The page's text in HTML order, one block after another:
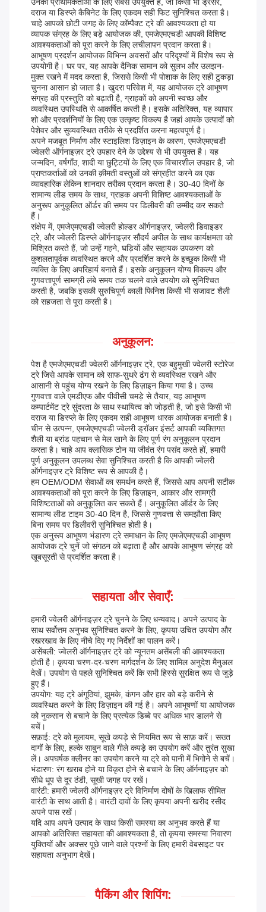
उनकी प्राथमिकताओं के लिए सबसे उपयुक्त है, जो किसी भी ड्रेसर,
दराज या डिस्प्ले कैबिनेट के लिए एकदम सही फिट सुनिश्चित करता है।
चाहे आपको छोटी जगह के लिए कॉम्पैक्ट ट्रे की आवश्यकता हो या
व्यापक संग्रह के लिए बड़े आयोजक की, एमजेएमएचडी आपकी विशिष्ट
आवश्यकताओं को पूरा करने के लिए लचीलापन प्रदान करता है।
आभूषण प्रदर्शन आयोजक विभिन्न अवसरों और परिदृश्यों में विशेष रूप से
उपयोगी है। घर पर, यह आपके दैनिक सामान को सुलभ और उलझन-
मुक्त रखने में मदद करता है, जिससे किसी भी पोशाक के लिए सही टुकड़ा
चुनना आसान हो जाता है। खुदरा परिवेश में, यह आयोजक ट्रे आभूषण
संग्रह की प्रस्तुति को बढ़ाती है, ग्राहकों को अपनी स्वच्छ और
व्यवस्थित उपस्थिति से आकर्षित करती है। इसके अतिरिक्त, यह व्यापार
शो और प्रदर्शनियों के लिए एक उत्कृष्ट विकल्प है जहां आपके उत्पादों को
पेशेवर और सुव्यवस्थित तरीके से प्रदर्शित करना महत्वपूर्ण है।
अपने मजबूत निर्माण और स्टाइलिश डिज़ाइन के कारण, एमजेएमएचडी
ज्वेलरी ऑर्गनाइज़र ट्रे उपहार देने के उद्देश्य से भी उपयुक्त है। यह
जन्मदिन, वर्षगाँठ, शादी या छुट्टियों के लिए एक विचारशील उपहार है, जो
प्राप्तकर्ताओं को उनकी क़ीमती वस्तुओं को संग्रहीत करने का एक
व्यावहारिक लेकिन शानदार तरीका प्रदान करता है। 30-40 दिनों के
सामान्य लीड समय के साथ, ग्राहक अपनी विशिष्ट आवश्यकताओं के
अनुरूप अनुकूलित ऑर्डर की समय पर डिलीवरी की उम्मीद कर सकते
हैं।
संक्षेप में, एमजेएमएचडी ज्वेलरी होल्डर ऑर्गनाइज़र, ज्वेलरी डिवाइडर
ट्रे, और ज्वेलरी डिस्प्ले ऑर्गनाइज़र सौंदर्य अपील के साथ कार्यक्षमता को
मिश्रित करते हैं, जो उन्हें गहने, घड़ियों और सहायक उपकरण को
कुशलतापूर्वक व्यवस्थित करने और प्रदर्शित करने के इच्छुक किसी भी
व्यक्ति के लिए अपरिहार्य बनाते हैं। इसके अनुकूलन योग्य विकल्प और
गुणवत्तापूर्ण सामग्री लंबे समय तक चलने वाले उपयोग को सुनिश्चित
करती है, जबकि इसकी सुरुचिपूर्ण काली फिनिश किसी भी सजावट शैली
को सहजता से पूरा करती है।
अनुकूलन:
पेश है एमजेएमएचडी ज्वेलरी ऑर्गनाइज़र ट्रे, एक बहुमुखी ज्वेलरी स्टोरेज
ट्रे जिसे आपके सामान को साफ-सुथरे ढंग से व्यवस्थित रखने और
आसानी से पहुंच योग्य रखने के लिए डिज़ाइन किया गया है। उच्च
गुणवत्ता वाले एमडीएफ और पीवीसी चमड़े से तैयार, यह आभूषण
कम्पार्टमेंट ट्रे सुंदरता के साथ स्थायित्व को जोड़ती है, जो इसे किसी भी
दराज या डिस्प्ले के लिए एकदम सही आभूषण धारक आयोजक बनाती है।
चीन से उत्पन्न, एमजेएमएचडी ज्वेलरी ड्रॉअर इंसर्ट आपकी व्यक्तिगत
शैली या ब्रांड पहचान से मेल खाने के लिए पूर्ण रंग अनुकूलन प्रदान
करता है। चाहे आप क्लासिक टोन या जीवंत रंग पसंद करते हों, हमारी
पूर्ण अनुकूलन उपलब्ध सेवा सुनिश्चित करती है कि आपकी ज्वेलरी
ऑर्गनाइज़र ट्रे विशिष्ट रूप से आपकी है।
हम OEM/ODM सेवाओं का समर्थन करते हैं, जिससे आप अपनी सटीक
आवश्यकताओं को पूरा करने के लिए डिज़ाइन, आकार और सामग्री
विशिष्टताओं को अनुकूलित कर सकते हैं। अनुकूलित ऑर्डर के लिए
सामान्य लीड टाइम 30-40 दिन है, जिससे गुणवत्ता से समझौता किए
बिना समय पर डिलीवरी सुनिश्चित होती है।
एक अनुरूप आभूषण भंडारण ट्रे समाधान के लिए एमजेएमएचडी आभूषण
आयोजक ट्रे चुनें जो संगठन को बढ़ाता है और आपके आभूषण संग्रह को
खूबसूरती से प्रदर्शित करता है।
सहायता और सेवाएँ:
हमारी ज्वेलरी ऑर्गनाइज़र ट्रे चुनने के लिए धन्यवाद। अपने उत्पाद के
साथ सर्वोत्तम अनुभव सुनिश्चित करने के लिए, कृपया उचित उपयोग और
रखरखाव के लिए नीचे दिए गए निर्देशों का पालन करें।
असेंबली: ज्वेलरी ऑर्गनाइज़र ट्रे को न्यूनतम असेंबली की आवश्यकता
होती है। कृपया चरण-दर-चरण मार्गदर्शन के लिए शामिल अनुदेश मैनुअल
देखें। उपयोग से पहले सुनिश्चित करें कि सभी हिस्से सुरक्षित रूप से जुड़े
हुए हैं।
उपयोग: यह ट्रे अंगूठियां, झुमके, कंगन और हार को बड़े करीने से
व्यवस्थित करने के लिए डिज़ाइन की गई है। अपने आभूषणों या आयोजक
को नुकसान से बचाने के लिए प्रत्येक डिब्बे पर अधिक भार डालने से
बचें।
सफ़ाई: ट्रे को मुलायम, सूखे कपड़े से नियमित रूप से साफ़ करें। सख्त
दागों के लिए, हल्के साबुन वाले गीले कपड़े का उपयोग करें और तुरंत सुखा
लें। अपघर्षक क्लीनर का उपयोग करने या ट्रे को पानी में भिगोने से बचें।
भंडारण: रंग खराब होने या विकृत होने से बचाने के लिए ऑर्गनाइज़र को
सीधे धूप से दूर ठंडी, सूखी जगह पर रखें।
वारंटी: हमारी ज्वेलरी ऑर्गनाइज़र ट्रे विनिर्माण दोषों के खिलाफ सीमित
वारंटी के साथ आती है। वारंटी दावों के लिए कृपया अपनी खरीद रसीद
अपने पास रखें।
यदि आप अपने उत्पाद के साथ किसी समस्या का अनुभव करते हैं या
आपको अतिरिक्त सहायता की आवश्यकता है, तो कृपया समस्या निवारण
युक्तियों और अक्सर पूछे जाने वाले प्रश्नों के लिए हमारी वेबसाइट पर
सहायता अनुभाग देखें।
पैकिंग और शिपिंग: